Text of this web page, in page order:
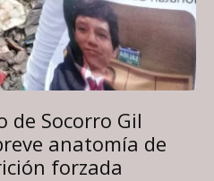
de Socorro Gil
anatomía de
forzada